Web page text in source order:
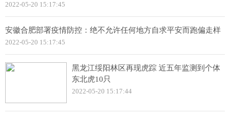
2022-05-20 15:17:45
安徽合肥部署疫情防控：绝不允许任何地方自求平安而跑偏走样
2022-05-20 15:17:45
黑龙江绥阳林区再现虎踪 近五年监测到个体
东北虎10只
2022-05-20 15:17:44